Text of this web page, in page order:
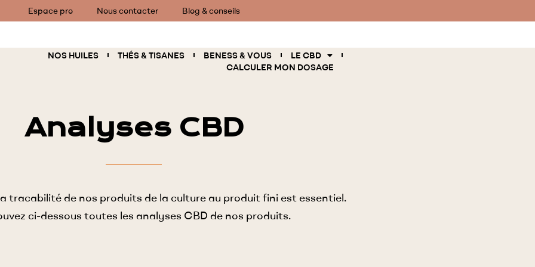
Espace pro Nous contacter Blog & conseils
NOS HUILES THÉS & TISANES BENESS & VOUS
LE CBD
CALCULER MON DOSAGE
Analyses CBD
tracabilité de nos produits de la culture au produit fini est essentiel.
ci-dessous toutes les analyses CBD de nos produits.